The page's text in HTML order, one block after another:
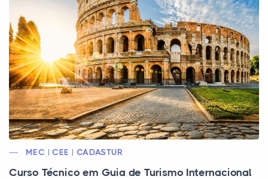
MEC | CEE | CADASTUR
Curso Técnico em Guia de Turismo Internacional